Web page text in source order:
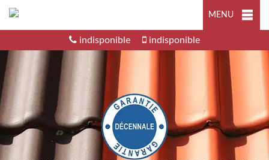
MENU
indisponible indisponible